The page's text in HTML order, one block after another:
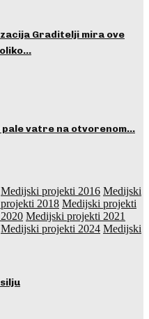
Graditelji mira ove
pale vatre na otvorenom…
Medijski projekti 2016 Medijski
2018 Medijski projekti
Medijski projekti 2021
Medijski projekti 2024 Medijski